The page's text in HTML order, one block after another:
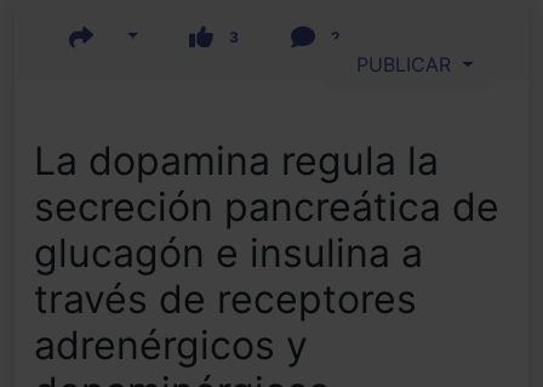
3 2
PUBLICAR
La dopamina regula la
secreción pancreática de
glucagón e insulina a
través de receptores
adrenérgicos y